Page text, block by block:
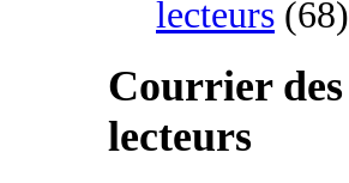
lecteurs (68)
Courrier des
lecteurs